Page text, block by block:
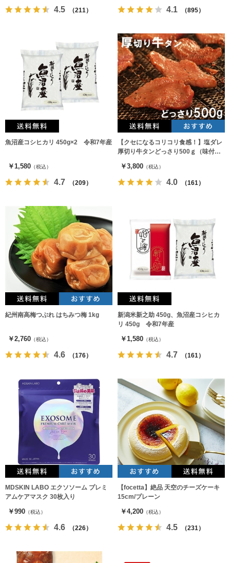
4.5 （211） 4.1 （895）
魚沼産コシヒカリ 450g×2 令和7年産
￥1,580 （税込）
4.7 （209）
【クセになるコリコリ食感！】塩ダレ
厚切り牛タンどっさり500ｇ（味付
￥3,800 （税込）
4.0 （161）
紀州南高梅つぶれ はちみつ梅 1kg
￥2,760 （税込）
4.6 （176）
新潟米新之助 450g、魚沼産コシヒカ
リ 450g 令和7年産
￥1,580 （税込）
4.7 （161）
MDSKIN LABO エクソソーム プレミ
アムケアマスク 30枚入り
￥990 （税込）
4.6 （226）
【focetta】絶品 天空のチーズケーキ
15cm/プレーン
￥4,200 （税込）
4.5 （231）